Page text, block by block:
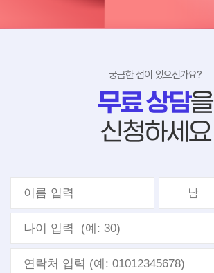
궁금한 점이 있으신가요?
무료 상담을
신청하세요
남